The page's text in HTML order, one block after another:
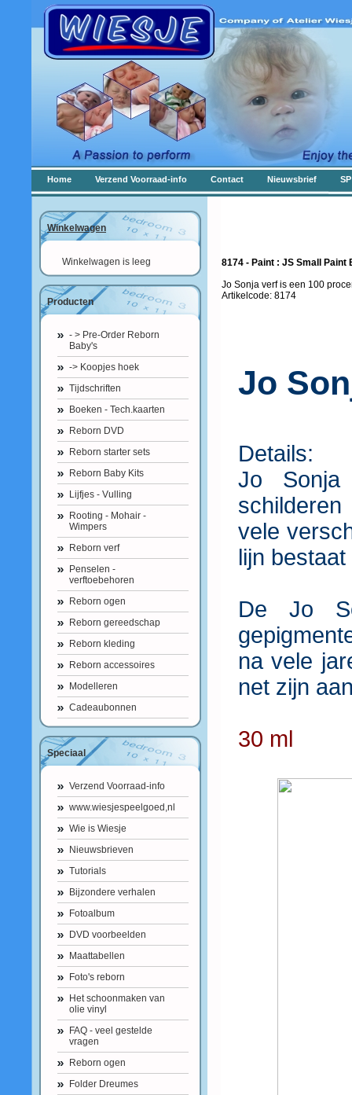
Home Verzend Voorraad-info Contact Nieuwsbrief
Winkelwagen
Winkelwagen is leeg
Producten
- > Pre-Order Reborn
Baby's
-> Koopjes hoek
Tijdschriften
Boeken - Tech.kaarten
Reborn DVD
Reborn starter sets
Reborn Baby Kits
Lijfjes - Vulling
Rooting - Mohair -
Wimpers
Reborn verf
Penselen -
verftoebehoren
Reborn ogen
Reborn gereedschap
Reborn kleding
Reborn accessoires
Modelleren
Cadeaubonnen
Speciaal
Verzend Voorraad-info
www.wiesjespeelgoed,nl
Wie is Wiesje
Nieuwsbrieven
Tutorials
Bijzondere verhalen
Fotoalbum
DVD voorbeelden
Maattabellen
Foto's reborn
Het schoonmaken van
olie vinyl
FAQ - veel gestelde
vragen
Reborn ogen
Folder Dreumes
8174 - Paint : JS Small Paint
Jo Sonja verf is een 100
Artikelcode: 8174
Jo
Details:
Jo
vele
lijn
De Jo
na vele
net zijn
30 ml